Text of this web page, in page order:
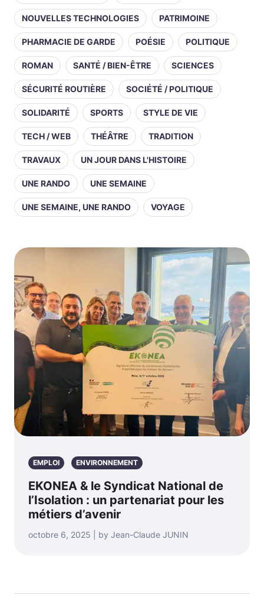
NOUVELLES TECHNOLOGIES PATRIMOINE
PHARMACIE DE GARDE POÉSIE POLITIQUE
ROMAN SANTÉ / BIEN-ÊTRE SCIENCES
SÉCURITÉ ROUTIÈRE SOCIÉTÉ / POLITIQUE
SOLIDARITÉ SPORTS STYLE DE VIE
TECH / WEB THÉÂTRE TRADITION
TRAVAUX UN JOUR DANS L'HISTOIRE
UNE RANDO UNE SEMAINE
UNE SEMAINE, UNE RANDO VOYAGE
EMPLOI ENVIRONNEMENT
EKONEA & le Syndicat National de
l’Isolation : un partenariat pour les
métiers d’avenir
octobre 6, 2025 | by Jean-Claude JUNIN